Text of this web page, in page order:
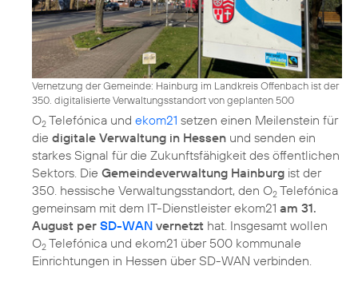
Vernetzung der Gemeinde: Hainburg im Landkreis Offenbach ist der
350. digitalisierte Verwaltungsstandort von geplanten 500
O2 Telefónica und ekom21 setzen einen Meilenstein für
die digitale Verwaltung in Hessen und senden ein
starkes Signal für die Zukunftsfähigkeit des öffentlichen
Sektors. Die Gemeindeverwaltung Hainburg ist der
350. hessische Verwaltungsstandort, den O2 Telefónica
gemeinsam mit dem IT-Dienstleister ekom21 am 31.
August per SD-WAN vernetzt hat. Insgesamt wollen
O2 Telefónica und ekom21 über 500 kommunale
Einrichtungen in Hessen über SD-WAN verbinden.